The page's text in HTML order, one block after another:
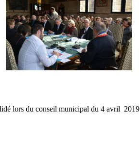
lors du conseil municipal du 4 avril 2019